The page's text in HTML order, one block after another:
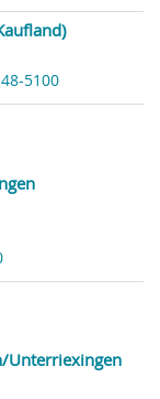
5100
Unterriexingen